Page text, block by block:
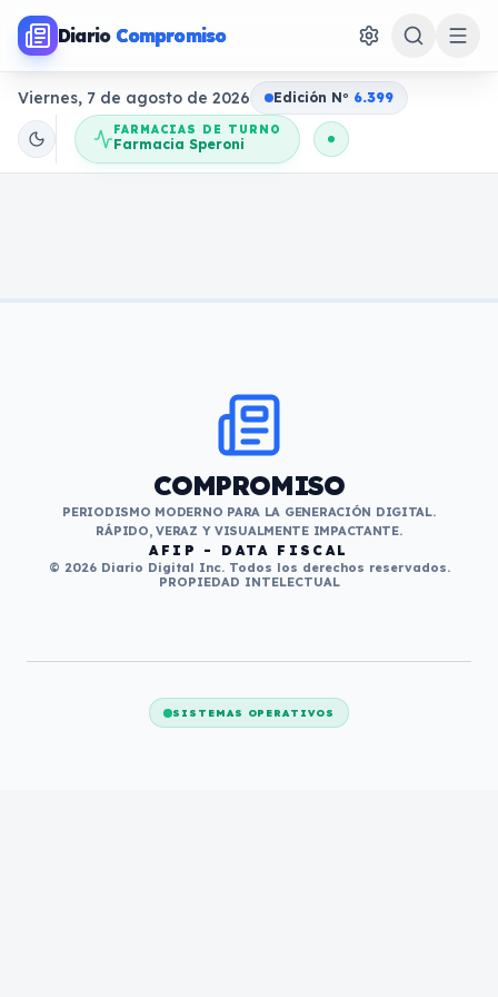
Diario Compromiso
Viernes, 7 de agosto de 2026 Edición No 6.399
FARMACIAS DE TURNO
Farmacia Speroni
COMPROMISO
PERIODISMO MODERNO PARA LA GENERACIÓN DIGITAL.
RÁPIDO, VERAZ Y VISUALMENTE IMPACTANTE.
AFIP - DATA FISCAL
© 2026 Diario Digital Inc. Todos los derechos reservados.
PROPIEDAD INTELECTUAL
SISTEMAS OPERATIVOS